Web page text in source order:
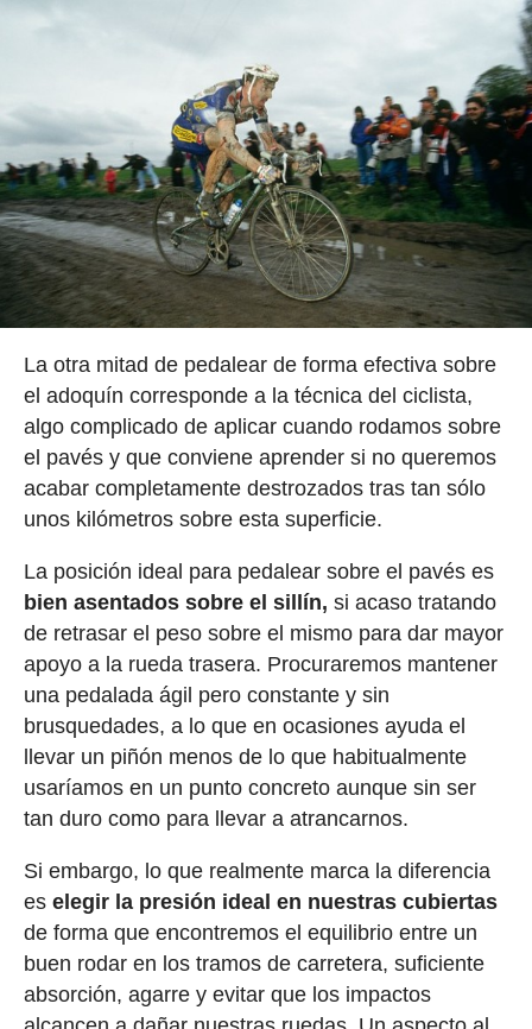
La otra mitad de pedalear de forma efectiva sobre
el adoquín corresponde a la técnica del ciclista,
algo complicado de aplicar cuando rodamos sobre
el pavés y que conviene aprender si no queremos
acabar completamente destrozados tras tan sólo
unos kilómetros sobre esta superficie.
La posición ideal para pedalear sobre el pavés es
bien asentados sobre el sillín, si acaso tratando
de retrasar el peso sobre el mismo para dar mayor
apoyo a la rueda trasera. Procuraremos mantener
una pedalada ágil pero constante y sin
brusquedades, a lo que en ocasiones ayuda el
llevar un piñón menos de lo que habitualmente
usaríamos en un punto concreto aunque sin ser
tan duro como para llevar a atrancarnos.
Si embargo, lo que realmente marca la diferencia
es elegir la presión ideal en nuestras cubiertas
de forma que encontremos el equilibrio entre un
buen rodar en los tramos de carretera, suficiente
absorción, agarre y evitar que los impactos